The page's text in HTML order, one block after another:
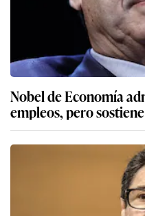
Nobel de Economía
empleos, pero